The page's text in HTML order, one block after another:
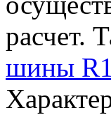
расчет.
шины